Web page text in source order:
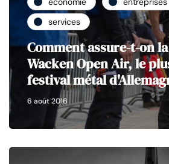
services
Comment assure-t-on
Wacken Open Air, le
festival métal
6 août 2016